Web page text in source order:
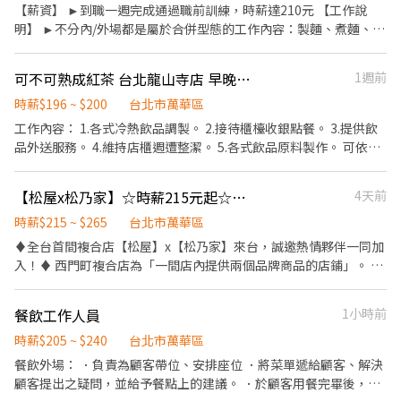
【薪資】 ►到職一週完成通過職前訓練，時薪達210元 【工作說
明】 ►不分內/外場都是屬於合併型態的工作內容：製麵、煮麵、製
時請於主管確認排班時間） 【薪資福利】 1. 提供員工餐 2. 國定假日
雙倍薪 3. 提供優秀同仁績效獎金 4. 久任獎金 5. 生日禮卷 6. 滿年資
享特休假 7.福委會福利補助 ★★多項福利歡迎您加入我們★★
可不可熟成紅茶 台北龍山寺店 早晚班兼職工讀
1週前
時薪$196 ~ $200
台北市萬華區
工作內容： 1.各式冷熱飲品調製。 2.接待櫃檯收銀點餐。 3.提供飲
品外送服務。 4.維持店櫃週遭整潔。 5.各式飲品原料製作。 可依課
間彈性 皆可排
【松屋x松乃家】☆時薪215元起☆西門町複合店《早班》內場兼職人員
4天前
時薪$215 ~ $265
台北市萬華區
♦️全台首間複合店【松屋】x【松乃家】來台，誠邀熱情夥伴一同加
入！♦️ 西門町複合店為「一間店內提供兩個品牌商品的店鋪」。 在
店鋪數量第一的炸豬排專門店 ♦️ 【工作內容】 ⊚ 開店前和閉店後準
備。 ⊚ 店鋪環境整潔之維持。 ⊚ 內場廚房餐點製作。 ⊚ 顧客服
務。 ⊚ 鋪營運相關工作及幹部交辦事項。 詳細工作內容請於面試時
洽詢 ♦️ 【員工福利】 ⊚ 職務津貼：能力職等調薪制，調升時薪
餐飲工作人員
1小時前
時薪$205 ~ $240
台北市萬華區
餐飲外場： ．負責為顧客帶位、安排座位 ．將菜單遞給顧客、解決
顧客提出之疑問，並給予餐點上的建議。 ．於顧客用餐完畢後，負